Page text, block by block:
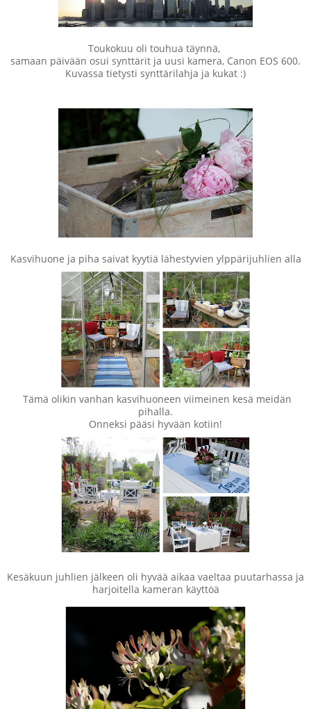
Toukokuu oli touhua täynnä,
samaan päivään osui synttärit ja uusi kamera, Canon EOS 600.
Kuvassa tietysti synttärilahja ja kukat :)
Kasvihuone ja piha saivat kyytiä lähestyvien ylppärijuhlien alla
Tämä olikin vanhan kasvihuoneen viimeinen kesä meidän
pihalla.
Onneksi pääsi hyvään kotiin!
Kesäkuun juhlien jälkeen oli hyvää aikaa vaeltaa puutarhassa ja
harjoitella kameran käyttöä